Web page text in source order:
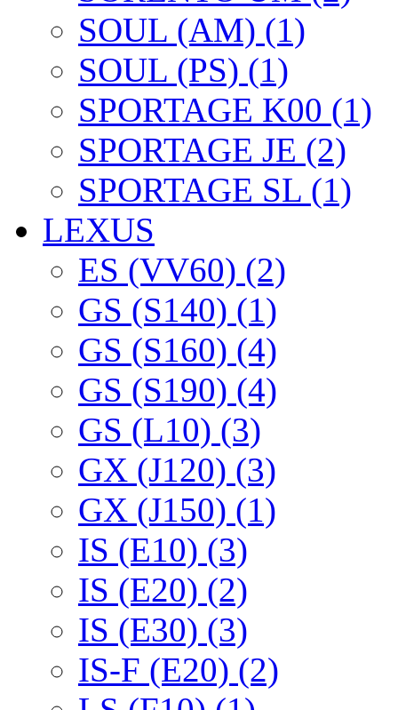
SOUL (AM) (1)
SOUL (PS) (1)
SPORTAGE K00 (1)
SPORTAGE JE (2)
SPORTAGE SL (1)
LEXUS
ES (VV60) (2)
GS (S140) (1)
GS (S160) (4)
GS (S190) (4)
GS (L10) (3)
GX (J120) (3)
GX (J150) (1)
IS (E10) (3)
IS (E20) (2)
IS (E30) (3)
IS-F (E20) (2)